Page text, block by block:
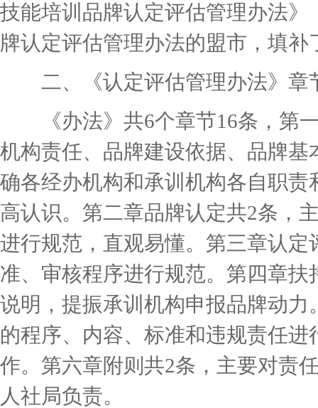
技能培训品牌认定评估管理办法
牌认定评估管理办法的盟市，填补
二、《认定评估管理办法》章
《办法》共6个章节16条，第一
机构责任、品牌建设依据、品牌
确各经办机构和承训机构各自职
高认识。第二章品牌认定共2条，
进行规范，直观易懂。第三章认
准、审核程序进行规范。第四章
说明，提振承训机构申报品牌动
的程序、内容、标准和违规责任
作。第六章附则共2条，主要对责
人社局负责。